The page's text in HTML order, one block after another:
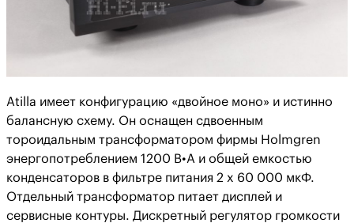
Atilla имеет конфигурацию «двойное моно» и истинно
балансную схему. Он оснащен сдвоенным
тороидальным трансформатором фирмы Holmgren
энергопотреблением 1200 В•А и общей емкостью
конденсаторов в фильтре питания 2 x 60 000 мкФ.
Отдельный трансформатор питает дисплей и
сервисные контуры. Дискретный регулятор громкости